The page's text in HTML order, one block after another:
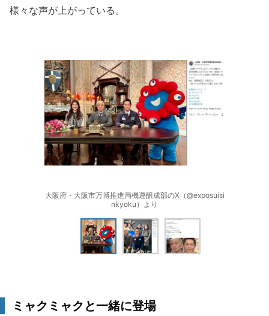
様々な声が上がっている。
大阪府・大阪市万博推進局機運醸成部のX（@exposuisi
nkyoku）より
ミャクミャクと一緒に登場